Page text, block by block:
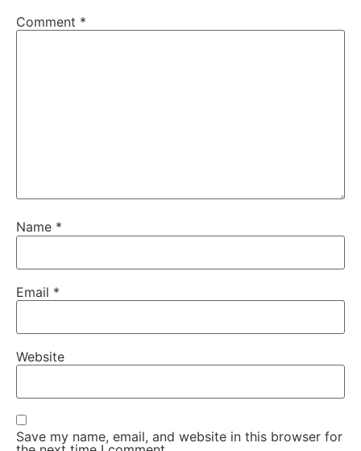
Comment *
Name *
Email *
Website
Save my name, email, and website in this browser for